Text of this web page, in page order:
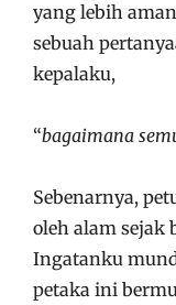
yang lebih
sebuah
kepalaku,
“bagaimana
Sebenarnya,
oleh alam sejak
Ingatanku
petaka ini